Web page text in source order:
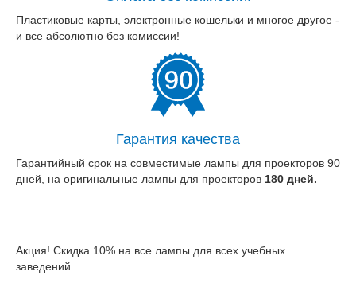
Пластиковые карты, электронные кошельки и многое другое -
и все абсолютно без комиссии!
Гарантия качества
Гарантийный срок на совместимые лампы для проекторов 90
дней, на оригинальные лампы для проекторов 180 дней.
Акция! Скидка 10% на все лампы для всех учебных
заведений.